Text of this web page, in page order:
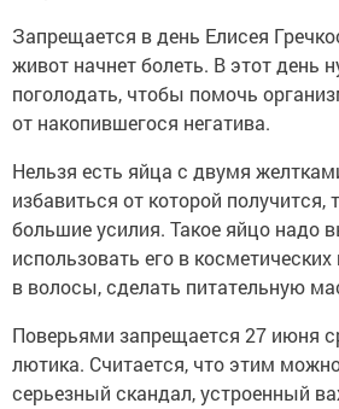
Запрещается в день Елисея
живот начнет болеть. В этот день
поголодать, чтобы помочь
от накопившегося негатива.
Нельзя есть яйца с двумя
избавиться от которой получится,
большие усилия. Такое яйцо надо
использовать его в
в волосы, сделать питательную
Поверьями запрещается 27 июня
лютика. Считается, что этим
серьезный скандал, устроенный